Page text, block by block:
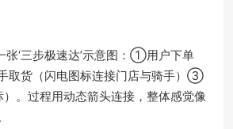
张‘三步极速达’示意图：①用户下单
取货（闪电图标连接门店与骑手）③
。过程用动态箭头连接，整体感觉像